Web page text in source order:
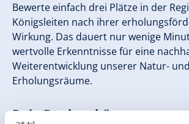
Bewerte einfach drei Plätze in der
Königsleiten nach ihrer
Wirkung. Das dauert nur wenige
wertvolle Erkenntnisse für eine
Weiterentwicklung unserer Natur- und
Erholungsräume.
Dein Dankeschön